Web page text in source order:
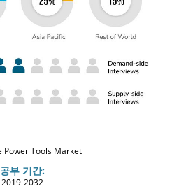
공부 기간:
2019-2032